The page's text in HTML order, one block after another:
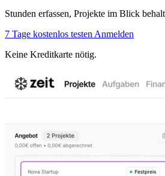
Stunden erfassen, Projekte im Blick
7 Tage kostenlos testen Anmelden
Keine Kreditkarte nötig.